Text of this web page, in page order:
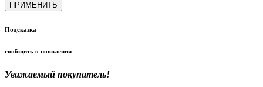
ПРИМЕНИТЬ
Подсказка
сообщить о появлении
Уважаемый покупатель!